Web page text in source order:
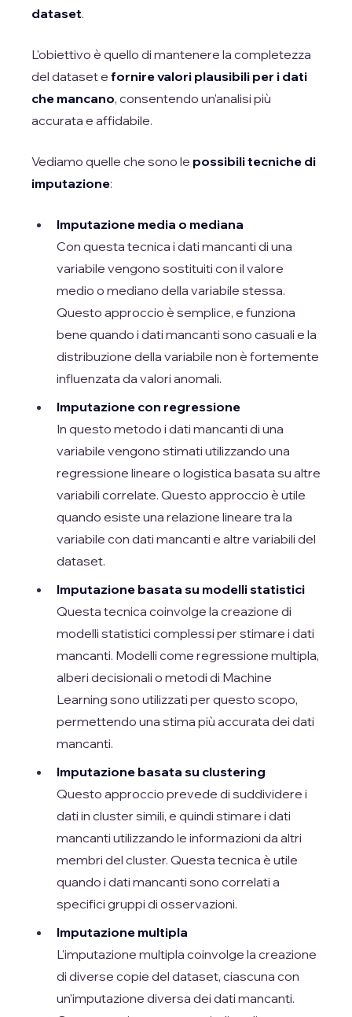
dataset.
L'obiettivo è quello di mantenere la completezza
del dataset e fornire valori plausibili per i dati
che mancano, consentendo un'analisi più
accurata e affidabile.
Vediamo quelle che sono le possibili tecniche di
imputazione:
Imputazione media o mediana
Con questa tecnica i dati mancanti di una
variabile vengono sostituiti con il valore
medio o mediano della variabile stessa.
Questo approccio è semplice, e funziona
bene quando i dati mancanti sono casuali e la
distribuzione della variabile non è fortemente
influenzata da valori anomali.
Imputazione con regressione
In questo metodo i dati mancanti di una
variabile vengono stimati utilizzando una
regressione lineare o logistica basata su altre
variabili correlate. Questo approccio è utile
quando esiste una relazione lineare tra la
variabile con dati mancanti e altre variabili del
dataset.
Imputazione basata su modelli statistici
Questa tecnica coinvolge la creazione di
modelli statistici complessi per stimare i dati
mancanti. Modelli come regressione multipla,
alberi decisionali o metodi di Machine
Learning sono utilizzati per questo scopo,
permettendo una stima più accurata dei dati
mancanti.
Imputazione basata su clustering
Questo approccio prevede di suddividere i
dati in cluster simili, e quindi stimare i dati
mancanti utilizzando le informazioni da altri
membri del cluster. Questa tecnica è utile
quando i dati mancanti sono correlati a
specifici gruppi di osservazioni.
Imputazione multipla
L'imputazione multipla coinvolge la creazione
di diverse copie del dataset, ciascuna con
un'imputazione diversa dei dati mancanti.